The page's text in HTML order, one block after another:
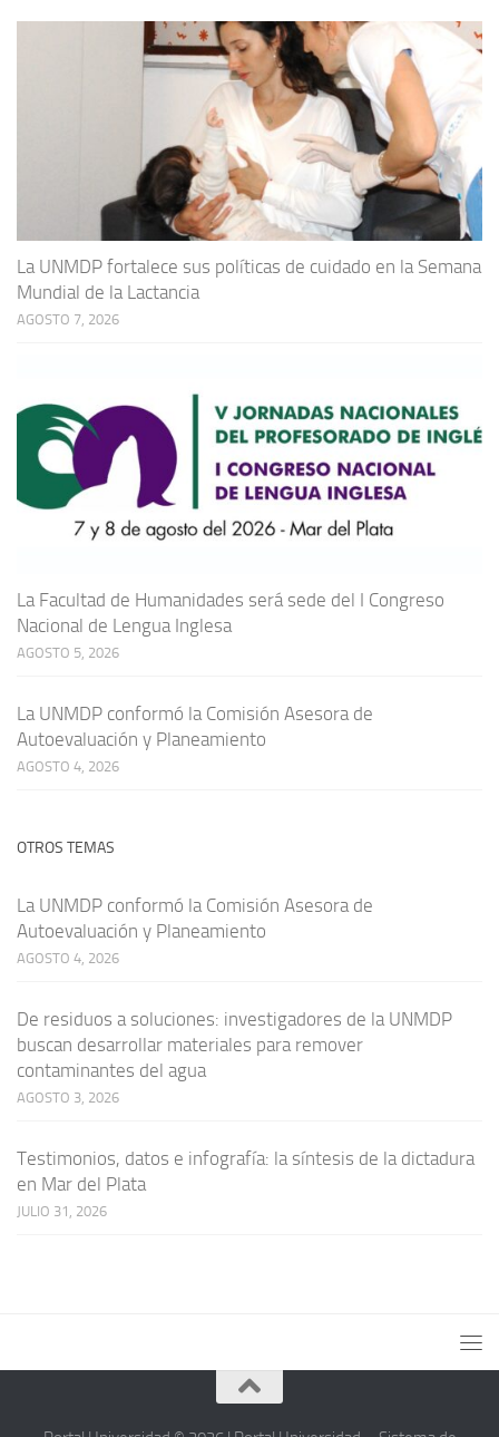
La UNMDP fortalece sus políticas de cuidado en la Semana
Mundial de la Lactancia
AGOSTO 7, 2026
La Facultad de Humanidades será sede del I Congreso
Nacional de Lengua Inglesa
AGOSTO 5, 2026
La UNMDP conformó la Comisión Asesora de
Autoevaluación y Planeamiento
AGOSTO 4, 2026
OTROS TEMAS
La UNMDP conformó la Comisión Asesora de
Autoevaluación y Planeamiento
AGOSTO 4, 2026
De residuos a soluciones: investigadores de la UNMDP
buscan desarrollar materiales para remover
contaminantes del agua
AGOSTO 3, 2026
Testimonios, datos e infografía: la síntesis de la dictadura
en Mar del Plata
JULIO 31, 2026